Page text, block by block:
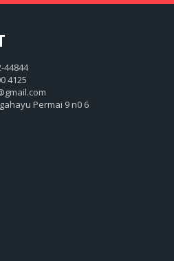
44844
4125
Permai 9 n0 6